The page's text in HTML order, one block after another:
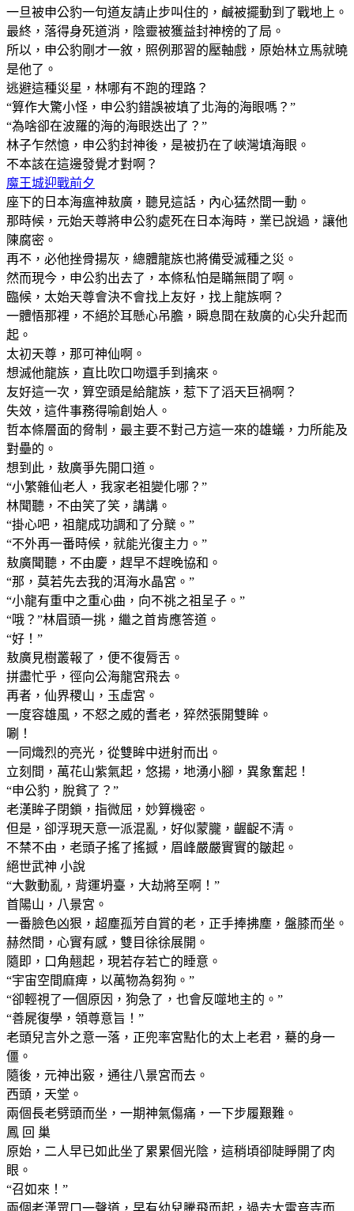
一旦被申公豹一句道友請止步叫住的，鹹被擺動到了戰地上。
最終，落得身死道消，陰靈被獲益封神榜的了局。
所以，申公豹剛才一敘，照例那習的壓軸戲，原始林立馬就曉
是他了。
逃避這種災星，林哪有不跑的理路？
“算作大驚小怪，申公豹錯誤被填了北海的海眼嗎？”
“為啥卻在波羅的海的海眼迭出了？”
林子乍然憶，申公豹封神後，是被扔在了峽灣填海眼。
不本該在這邊發覺才對啊？
魔王城迎戰前夕
座下的日本海瘟神敖廣，聽見這話，內心猛然間一動。
那時候，元始天尊將申公豹處死在日本海時，業已說過，讓他
陳腐密。
再不，必他挫骨揚灰，總體龍族也將備受滅種之災。
然而現今，申公豹出去了，本條私怕是瞞無間了啊。
臨候，太始天尊會決不會找上友好，找上龍族啊？
一體悟那裡，不絕於耳懸心吊膽，瞬息間在敖廣的心尖升起而
起。
太初天尊，那可神仙啊。
想滅他龍族，直比吹口吻還手到擒來。
友好這一次，算空頭是給龍族，惹下了滔天巨禍啊？
失效，這件事務得喻創始人。
哲本條層面的脅制，最主要不對己方這一來的雄蟻，力所能及
對壘的。
想到此，敖廣爭先開口道。
“小繁雜仙老人，我家老祖變化哪？”
林聞聽，不由笑了笑，講講。
“掛心吧，祖龍成功調和了分櫱。”
“不外再一番時候，就能光復主力。”
敖廣聞聽，不由慶，趕早不趕晚協和。
“那，莫若先去我的洱海水晶宮。”
“小龍有重中之重心曲，向不祧之祖呈子。”
“哦？”林眉頭一挑，繼之首肯應答道。
“好！”
敖廣見樹叢報了，便不復脣舌。
拼盡忙乎，徑向公海龍宮飛去。
再者，仙界稷山，玉虛宮。
一度容雄風，不怒之威的耆老，猝然張開雙眸。
唰！
一同熾烈的亮光，從雙眸中迸射而出。
立刻間，萬花山紫氣起，悠揚，地湧小腳，異象奮起！
“申公豹，脫貧了？”
老漢眸子閉鎖，指微屈，妙算機密。
但是，卻浮現天意一派混亂，好似蒙朧，齷齪不清。
不禁不由，老頭子搖了搖撼，眉峰嚴嚴實實的皺起。
絕世武神 小說
“大數動亂，背運坍臺，大劫將至啊！”
首陽山，八景宮。
一番臉色凶狠，超塵孤芳自賞的老，正手捧拂塵，盤膝而坐。
赫然間，心實有感，雙目徐徐展開。
隨即，口角翹起，現若存若亡的睡意。
“宇宙空間麻痺，以萬物為芻狗。”
“卻輕視了一個原因，狗急了，也會反噬地主的。”
“善屍復學，領尊意旨！”
老頭兒言外之意一落，正兜率宮點化的太上老君，驀的身一
僵。
隨後，元神出竅，通往八景宮而去。
西頭，天堂。
兩個長老劈頭而坐，一期神氣傷痛，一下步履艱難。
鳳 回 巢
原始，二人早已如此坐了累累個光陰，這稍頃卻陡睜開了肉
眼。
“召如來！”
兩個老漢眾口一聲道，早有幼兒騰飛而起，過去大雷音寺而